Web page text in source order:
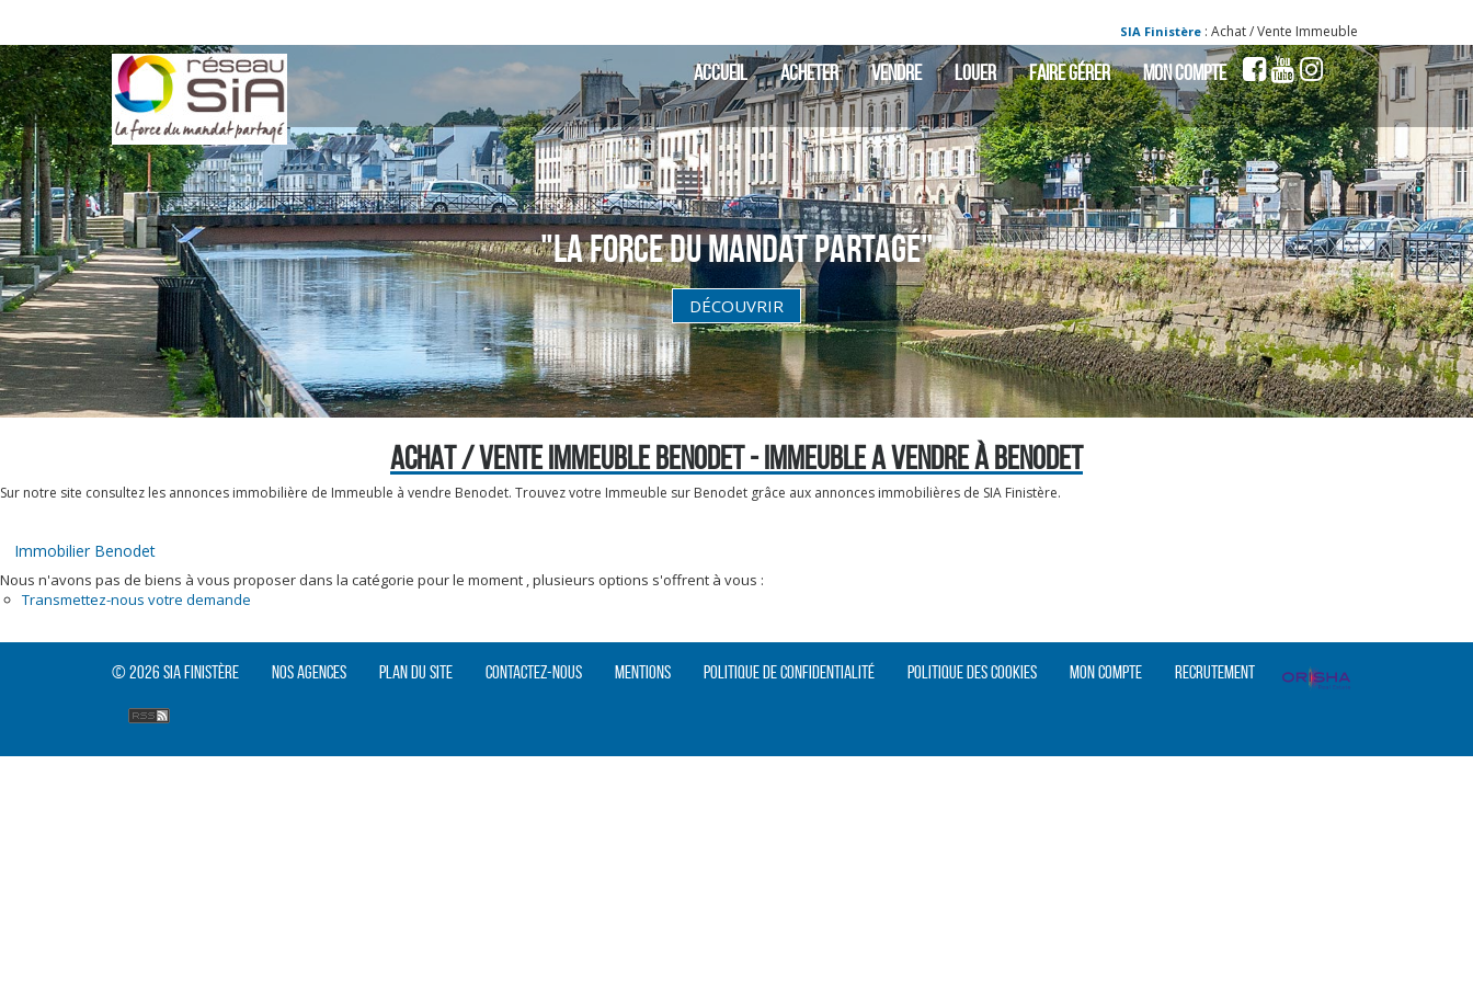
SIA Finistère: Achat / Vente Immeuble Benodet - Immeuble
ACCUEIL ACHETER VENDRE LOUER FAIRE GÉRER MON COMPTE
"La Force du Mandat partagé"
DÉCOUVRIR
ACHAT / VENTE IMMEUBLE BENODET - IMMEUBLE A VENDRE À BENODET
Sur notre site consultez les annonces immobilière de Immeuble à vendre Benodet. Trouvez votre Immeuble sur Benodet grâce aux annonces immobilières de SIA Finistère.
Immobilier Benodet
Nous n'avons pas de biens à vous proposer dans la catégorie pour le moment , plusieurs options s'offrent à vous :
Transmettez-nous votre demande
© 2026 SIA Finistère Nos agences Plan du site Contactez-nous Mentions Politique de confidentialité Politique des cookies Mon compte Recrutement